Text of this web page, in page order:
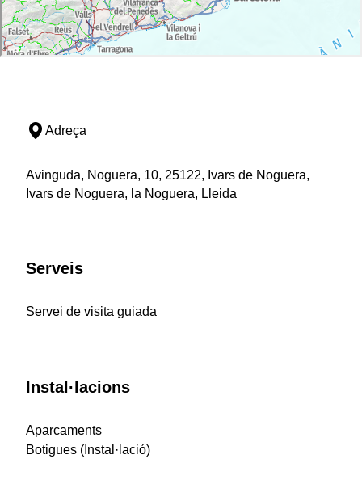
Adreça
Avinguda, Noguera, 10, 25122, Ivars de Noguera,
Ivars de Noguera, la Noguera, Lleida
Serveis
Servei de visita guiada
Instal·lacions
Aparcaments
Botigues (Instal·lació)